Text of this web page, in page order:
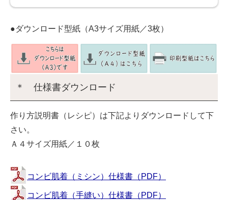
●ダウンロード型紙（A3サイズ用紙／3枚）
＊ 仕様書ダウンロード
作り方説明書（レシピ）は下記よりダウンロードして下
さい。
Ａ４サイズ用紙／１０枚
コンビ肌着（ミシン）仕様書（PDF）
コンビ肌着（手縫い）仕様書（PDF）